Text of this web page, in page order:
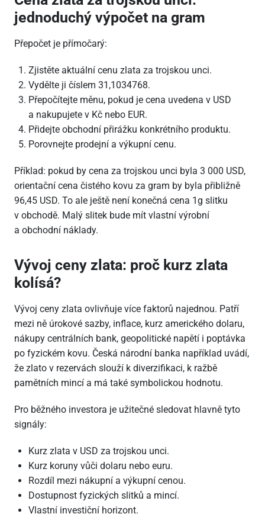
jednoduchý výpočet na gram
Přepočet je přímočarý:
Zjistěte aktuální cenu zlata za trojskou unci.
Vydělte ji číslem 31,1034768.
Přepočítejte měnu, pokud je cena uvedena v USD
a nakupujete v Kč nebo EUR.
Přidejte obchodní přirážku konkrétního produktu.
Porovnejte prodejní a výkupní cenu.
Příklad: pokud by cena za trojskou unci byla 3 000 USD,
orientační cena čistého kovu za gram by byla přibližně
96,45 USD. To ale ještě není konečná cena 1g slitku
v obchodě. Malý slitek bude mít vlastní výrobní
a obchodní náklady.
Vývoj ceny zlata: proč kurz zlata
kolísá?
Vývoj ceny zlata ovlivňuje více faktorů najednou. Patří
mezi ně úrokové sazby, inflace, kurz amerického dolaru,
nákupy centrálních bank, geopolitické napětí i poptávka
po fyzickém kovu. Česká národní banka například uvádí,
že zlato v rezervách slouží k diverzifikaci, k ražbě
pamětních mincí a má také symbolickou hodnotu.
Pro běžného investora je užitečné sledovat hlavně tyto
signály:
Kurz zlata v USD za trojskou unci.
Kurz koruny vůči dolaru nebo euru.
Rozdíl mezi nákupní a výkupní cenou.
Dostupnost fyzických slitků a mincí.
Vlastní investiční horizont.